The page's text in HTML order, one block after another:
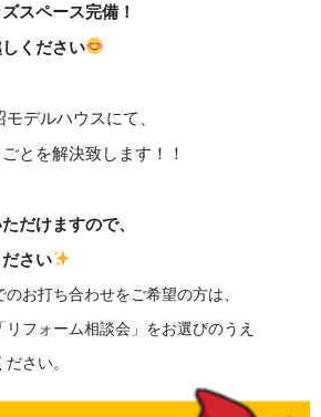
スペース完備！
ください
デルハウスにて、
とを解決致します！！
だけますので、
さい
お打ち合わせをご希望の方は、
フォーム相談会」をお選びのうえ
さい。